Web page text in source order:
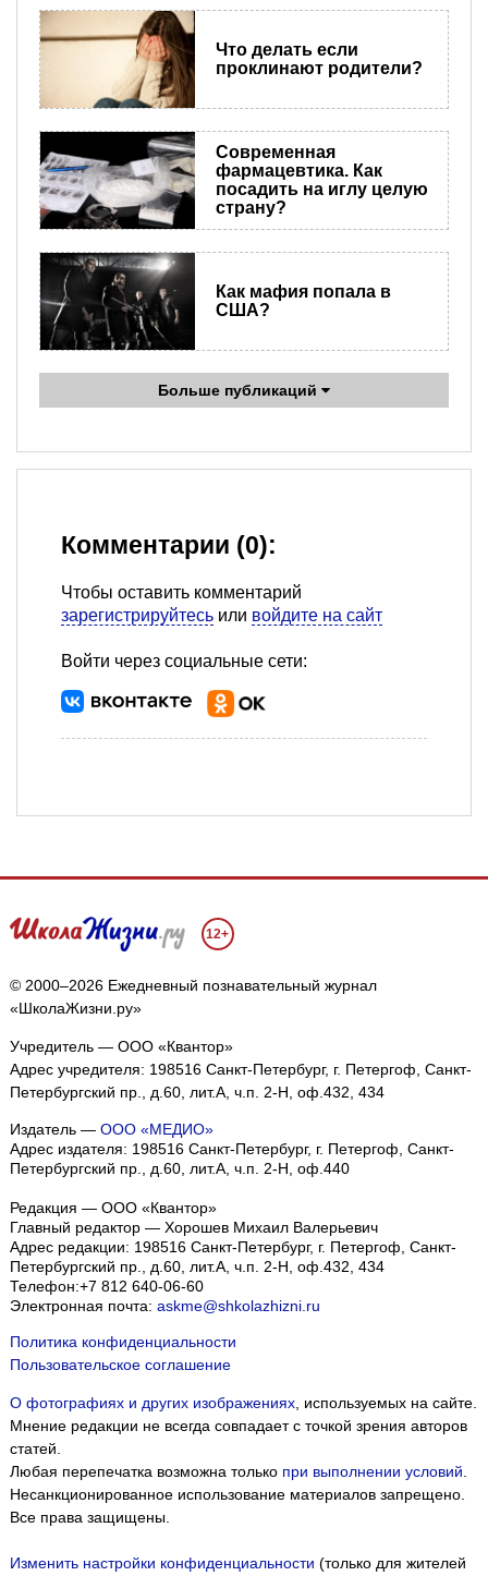
Что делать если
проклинают родители?
Современная
фармацевтика. Как
посадить на иглу целую
страну?
Как мафия попала в
США?
Больше публикаций
Комментарии (0):
Чтобы оставить комментарий
зарегистрируйтесь или войдите на сайт
Войти через социальные сети:
12+
© 2000–2026 Ежедневный познавательный журнал
«ШколаЖизни.ру»
Учредитель — ООО «Квантор»
Адрес учредителя: 198516 Санкт-Петербург, г. Петергоф, Санкт-
Петербургский пр., д.60, лит.А, ч.п. 2-Н, оф.432, 434
Издатель — ООО «МЕДИО»
Адрес издателя: 198516 Санкт-Петербург, г. Петергоф, Санкт-
Петербургский пр., д.60, лит.А, ч.п. 2-Н, оф.440
Редакция — ООО «Квантор»
Главный редактор — Хорошев Михаил Валерьевич
Адрес редакции: 198516 Санкт-Петербург, г. Петергоф Санкт-
Петербургский пр., д.60, лит.А, ч.п. 2-Н, оф.432, 434
Телефон:+7 812 640-06-60
Электронная почта: askme@shkolazhizni.ru
Политика конфиденциальности
Пользовательское соглашение
О фотографиях и других изображениях, используемых на сайте.
Мнение редакции не всегда совпадает с точкой зрения авторов
статей.
Любая перепечатка возможна только при выполнении условий
Несанкционированное использование материалов запрещено.
Все права защищены.
Изменить настройки конфиденциальности (только для жителей